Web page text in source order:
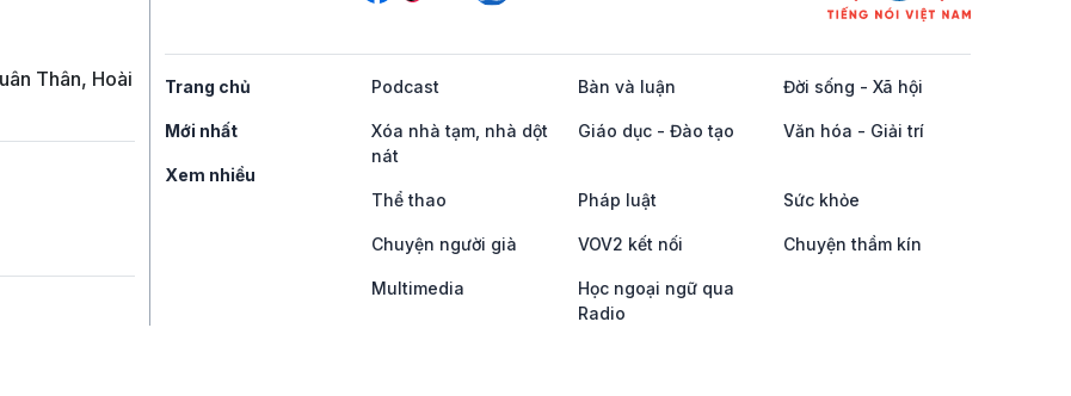
Thân, Hoài
Trang chủ
Mới nhất
Xem nhiều
Podcast Bàn và luận Đời sống - Xã hội
Xóa nhà tạm, nhà dột
nát
Giáo dục - Đào tạo Văn hóa - Giải trí
Thể thao Pháp luật Sức khỏe
Chuyện người già VOV2 kết nối Chuyện thầm kín
Multimedia
Học ngoại ngữ qua
Radio